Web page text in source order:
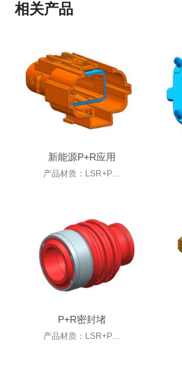
相关产品
新能源P+R应用
产品材质：LSR+P…
P+R密封堵
产品材质：LSR+P…